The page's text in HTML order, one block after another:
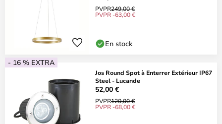
PVPR249,00 €
PVPR -63,00 €
En stock
- 16 % EXTRA
Jos Round Spot à Enterrer Extérieur IP67
Steel - Lucande
52,00 €
PVPR120,00 €
PVPR -68,00 €